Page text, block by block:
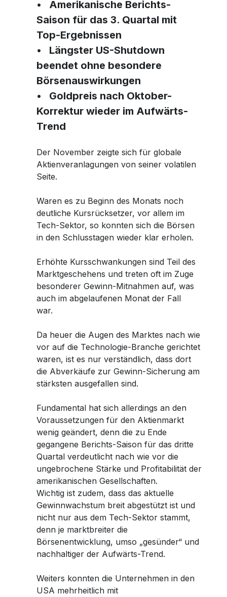
Workshops Frauen und Finanzen
Finanzpodcast für Frauen: Wirklich reich
Finanzberatung für Frauen
Planting Hope Project
Fund for Education (FFE)
Karriere
Die Partner Bank als Arbeitgeber
Benefits
Ablauf des Bewerbungsprozesses
Workshops Frauen und Finanzen
Finanzpodcast für Frauen: Wirklich reich
Finanzberatung für Frauen
Frauen & Finanzen Workshops
Fund for Education (FFE)
Karriere
Die Partner Bank als Arbeitgeber
Benefits
Ablauf des Bewerbungsprozesses
Twitter
Facebook
Whatsapp
• Amerikanische Berichts-
Saison für das 3. Quartal mit
Top-Ergebnissen
• Längster US-Shutdown
beendet ohne besondere
Börsenauswirkungen
• Goldpreis nach Oktober-
Korrektur wieder im Aufwärts-
Trend
Der November zeigte sich für globale
Aktienveranlagungen von seiner volatilen
Seite.
Waren es zu Beginn des Monats noch
deutliche Kursrücksetzer, vor allem im
Tech-Sektor, so konnten sich die Börsen
in den Schlusstagen wieder klar erholen.
Erhöhte Kursschwankungen sind Teil des
Marktgeschehens und treten oft im Zuge
besonderer Gewinn-Mitnahmen auf, was
auch im abgelaufenen Monat der Fall
war.
Da heuer die Augen des Marktes nach wie
vor auf die Technologie-Branche gerichtet
waren, ist es nur verständlich, dass dort
die Abverkäufe zur Gewinn-Sicherung am
stärksten ausgefallen sind.
Fundamental hat sich allerdings an den
Voraussetzungen für den Aktienmarkt
wenig geändert, denn die zu Ende
gegangene Berichts-Saison für das dritte
Quartal verdeutlicht nach wie vor die
ungebrochene Stärke und Profitabilität der
amerikanischen Gesellschaften.
Wichtig ist zudem, dass das aktuelle
Gewinnwachstum breit abgestützt ist und
nicht nur aus dem Tech-Sektor stammt,
denn je marktbreiter die
Börsenentwicklung, umso „gesünder“ und
nachhaltiger der Aufwärts-Trend.
Weiters konnten die Unternehmen in den
USA mehrheitlich mit